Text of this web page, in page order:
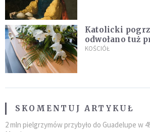
Katolicki
odwołano tuż
uroczystością.
KOŚCIÓŁ
SKOMENTUJ ARTYKUŁ
2 mln pielgrzymów przybyło do Guadelupe w